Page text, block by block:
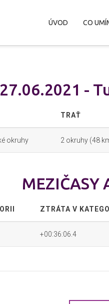
ÚVOD CO
27.06.2021 -
TRAŤ
okruhy 2 okruhy (48
MEZIČASY
ZTRÁTA V
+00:36:06.4